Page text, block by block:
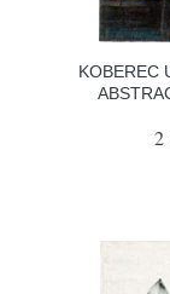
KOBEREC
2